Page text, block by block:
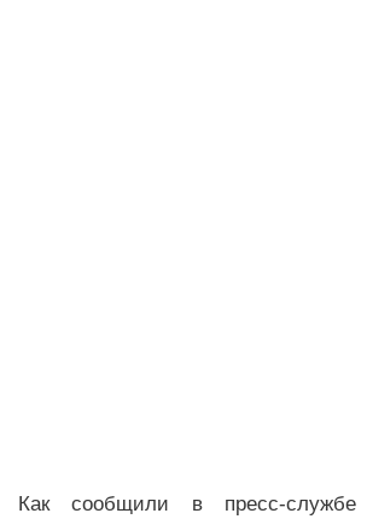
Как сообщили в пресс-службе